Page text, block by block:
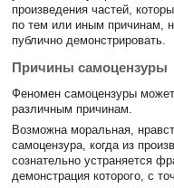
произведения частей,
по тем или иным причинам,
публично демонстрировать.
Причины самоцензуры
Феномен самоцензуры
различным причинам.
Возможна моральная,
самоцензура, когда из
сознательно устраняется
демонстрация которого, с